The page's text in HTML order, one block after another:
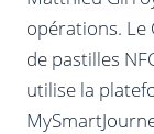
opérations. Le
de pastilles
utilise la